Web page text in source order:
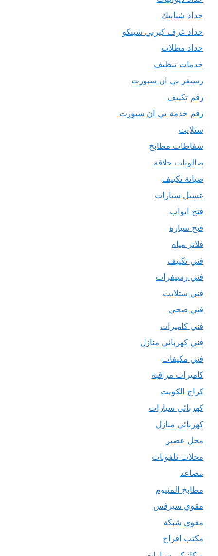
حداد شبابيك
حداد غرف كيربي شينكو
حداد مظلات
خدمات تنظيف
رسيفر بي ان سبورت
رقم تكييف
رقم خدمة بي ان سبورت
ستلايت
شفاطات مطابخ
صالونات حلاقة
صيانة تكييف
غسيل سيارات
فتح ابواب
فتح سيارة
فلاتر مياه
فني تكييف
فني رسيفرات
فني ستلايت
فني صحي
فني كاميرات
فني كهربائي منازل
فني مكيفات
كاميرات مراقبة
كراج الكويت
كهربائي سيارات
كهربائي منازل
محل عصير
محلات تلفونات
مصاعد
مطابخ المنيوم
مقوي سيرفس
مقوي شبكة
مكتب افراح